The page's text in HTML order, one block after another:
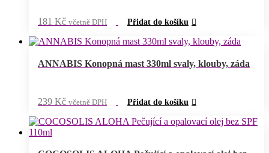
181 Kč včetně DPH Přidat do košíku
ANNABIS Konopná mast 330ml svaly, klouby, záda
239 Kč včetně DPH Přidat do košíku